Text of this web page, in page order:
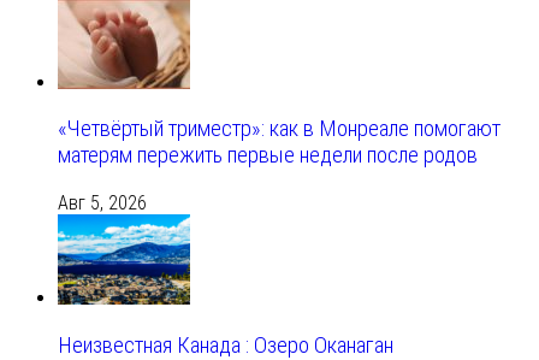
«Четвёртый триместр»: как в Монреале помогают
матерям пережить первые недели после родов
Авг 5, 2026
Неизвестная Канада : Озеро Оканаган